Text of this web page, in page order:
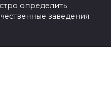
определить
заведения.